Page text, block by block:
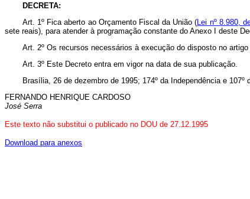
DECRETA:
Art. 1º Fica aberto ao Orçamento Fiscal da União (Lei nº 8.980,
sete reais), para atender à programação constante do Anexo I deste
Art. 2º Os recursos necessários à execução do disposto no
Art. 3º Este Decreto entra em vigor na data de sua publicação.
Brasília, 26 de dezembro de 1995; 174º da Independência e 107º
FERNANDO HENRIQUE CARDOSO
José Serra
Este texto não substitui o publicado no DOU de 27.12.1995
Download para anexos